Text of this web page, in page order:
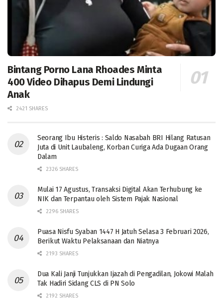
Bintang Porno Lana Rhoades Minta
400 Video Dihapus Demi Lindungi
Anak
2421 SHARES
Seorang Ibu Histeris : Saldo Nasabah BRI Hilang Ratusan
Juta di Unit Laubaleng, Korban Curiga Ada Dugaan Orang
Dalam
2326 SHARES
Mulai 17 Agustus, Transaksi Digital Akan Terhubung ke
NIK dan Terpantau oleh Sistem Pajak Nasional
2296 SHARES
Puasa Nisfu Syaban 1447 H Jatuh Selasa 3 Februari 2026,
Berikut Waktu Pelaksanaan dan Niatnya
2193 SHARES
Dua Kali Janji Tunjukkan Ijazah di Pengadilan, Jokowi Malah
Tak Hadiri Sidang CLS di PN Solo
2192 SHARES